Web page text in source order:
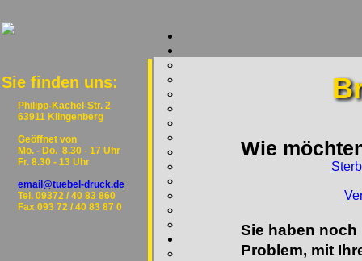
Sie finden uns:
Philipp-Kachel-Str. 2
63911 Klingenberg
Geöffnet von
Mo. - Do. 8.30 - 17 Uhr
Fr. 8.30 - 13 Uhr
email@tuebel-druck.de
Tel. 09372 / 40 83 860
Fax 093 72 / 40 83 87 0
Wie
Sie haben
Problem, mit